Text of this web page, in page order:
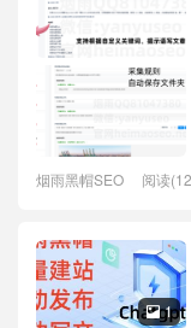
烟雨黑帽SEO 阅读
 1